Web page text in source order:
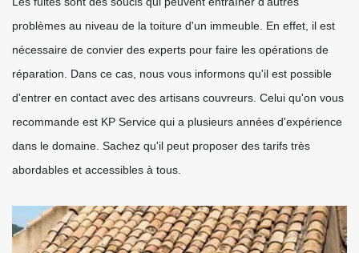
problèmes au niveau de la toiture d'un immeuble. En effet, il est
nécessaire de convier des experts pour faire les opérations de
réparation. Dans ce cas, nous vous informons qu'il est possible
d'entrer en contact avec des artisans couvreurs. Celui qu'on vous
recommande est KP Service qui a plusieurs années d'expérience
dans le domaine. Sachez qu'il peut proposer des tarifs très
abordables et accessibles à tous.